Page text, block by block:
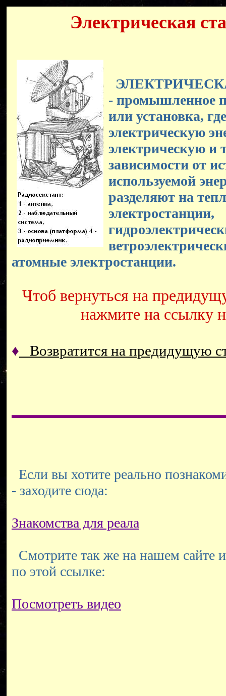
Электрическая
- промышленное
или установка,
электрическую
электрическую и
зависимости от
используемой
разделяют на
электростанции,
атомные электростанции.
Чтоб вернуться на
нажмите на ссылку
♦ Возвратится на предидущую
Если вы хотите реально
- заходите сюда:
Знакомства для реала
Смотрите так же на нашем сайте
по этой ссылке:
Посмотреть видео